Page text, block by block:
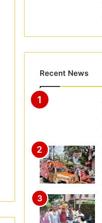
Recent News